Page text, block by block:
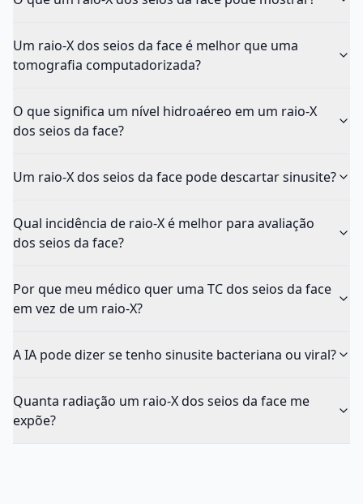
Um raio-X dos seios da face é melhor que uma
tomografia computadorizada?
O que significa um nível hidroaéreo em um raio-X
dos seios da face?
Um raio-X dos seios da face pode descartar sinusite?
Qual incidência de raio-X é melhor para avaliação
dos seios da face?
Por que meu médico quer uma TC dos seios da face
em vez de um raio-X?
A IA pode dizer se tenho sinusite bacteriana ou viral?
Quanta radiação um raio-X dos seios da face me
expõe?